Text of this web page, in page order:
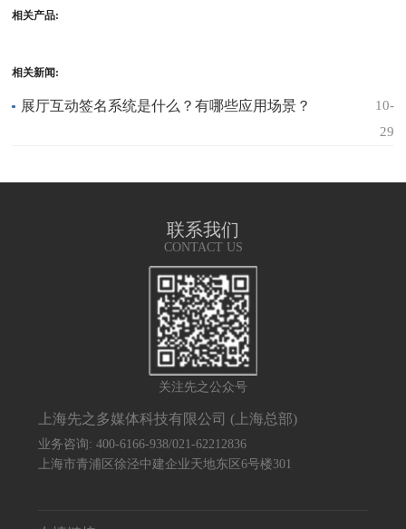
相关产品:
相关新闻:
展厅互动签名系统是什么？有哪些应用场景？
10-
29
联系我们
CONTACT US
关注先之公众号
上海先之多媒体科技有限公司 (上海总部)
业务咨询: 400-6166-938/021-62212836
上海市青浦区徐泾中建企业天地东区6号楼301